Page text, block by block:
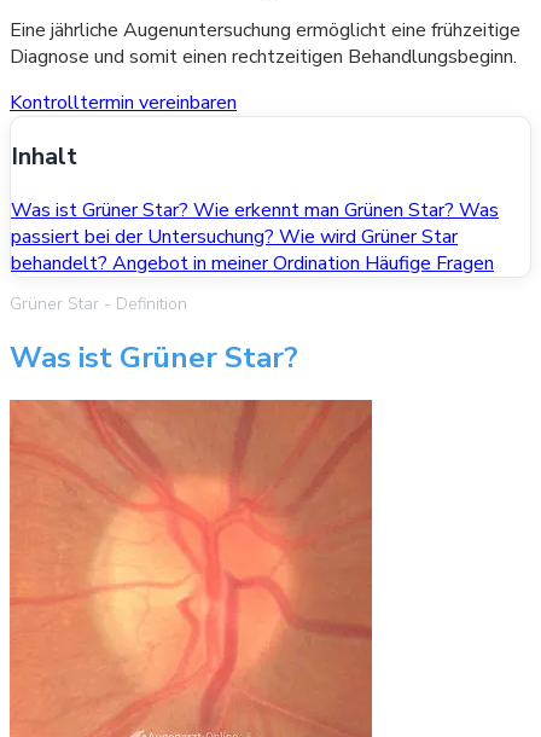
Eine jährliche Augenuntersuchung ermöglicht eine frühzeitige
Diagnose und somit einen rechtzeitigen Behandlungsbeginn.
Kontrolltermin vereinbaren
Inhalt
Was ist Grüner Star?Wie erkennt man Grünen Star?Was
passiert bei der Untersuchung?Wie wird Grüner Star
behandelt?Angebot in meiner OrdinationHäufige Fragen
Grüner Star - Definition
Was ist Grüner Star?